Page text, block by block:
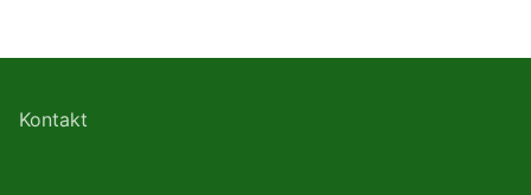
Kontakt